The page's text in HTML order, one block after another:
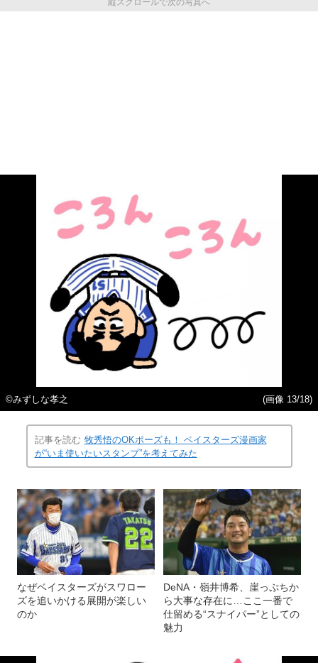
©みずしな孝之 (画像 13/18)
記事を読む 牧秀悟のOKポーズも！ ベイスターズ漫画家
が“いま使いたいスタンプ”を考えてみた
なぜベイスターズがスワロー
ズを追いかける展開が楽しい
のか
DeNA・嶺井博希、崖っぷちか
ら大事な存在に…ここ一番で
仕留める“スナイパー”としての
魅力